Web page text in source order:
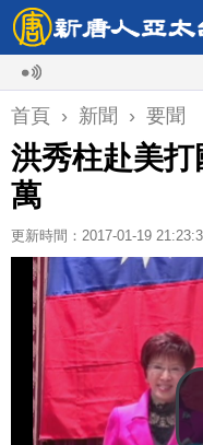
首頁 › 新聞 › 要聞
洪秀柱赴美
萬
更新時間：2017-01-19